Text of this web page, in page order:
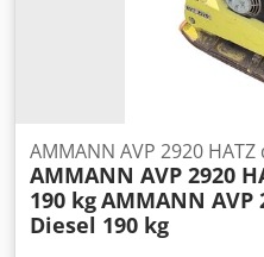
AMMANN AVP 2920
AMMANN AVP 2920
190 kgAMMANN AVP
Diesel 190 kg